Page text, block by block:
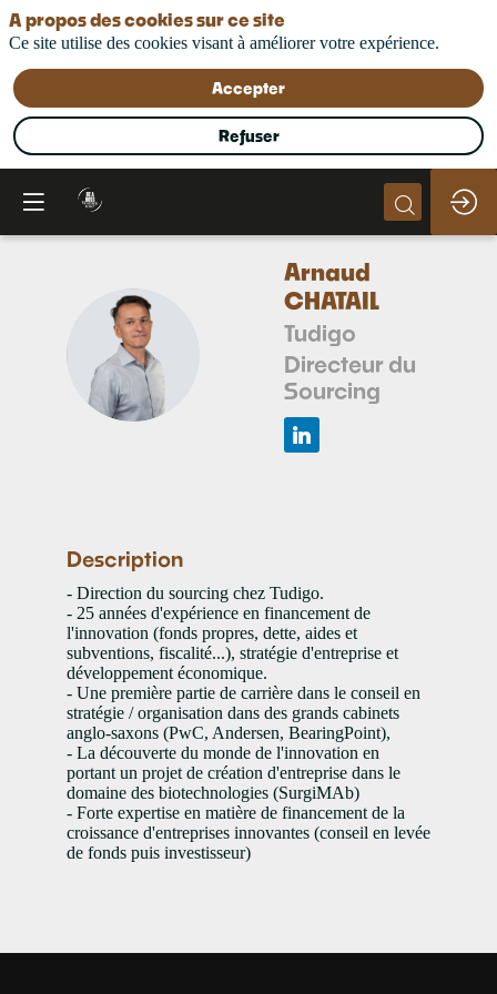
AC
Arnaud
CHATAIL
Tudigo
Directeur du
Sourcing
Description
- Direction du sourcing chez Tudigo.
- 25 années d'expérience en financement de
l'innovation (fonds propres, dette, aides et
subventions, fiscalité...), stratégie d'entreprise et
développement économique.
- Une première partie de carrière dans le conseil en
stratégie / organisation dans des grands cabinets
anglo-saxons (PwC, Andersen, BearingPoint),
- La découverte du monde de l'innovation en
portant un projet de création d'entreprise dans le
domaine des biotechnologies (SurgiMAb)
- Forte expertise en matière de financement de la
croissance d'entreprises innovantes (conseil en levée
de fonds puis investisseur)
A propos des cookies sur ce site
Ce site utilise des cookies visant à améliorer votre expérience.
Accepter
Refuser